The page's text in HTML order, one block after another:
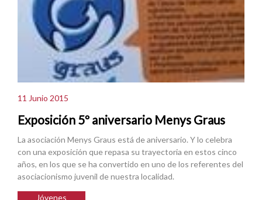
11 Junio 2015
Exposición 5º aniversario Menys Graus
La asociación Menys Graus está de aniversario. Y lo celebra
con una exposición que repasa su trayectoria en estos cinco
años, en los que se ha convertido en uno de los referentes del
asociacionismo juvenil de nuestra localidad.
Jóvenes